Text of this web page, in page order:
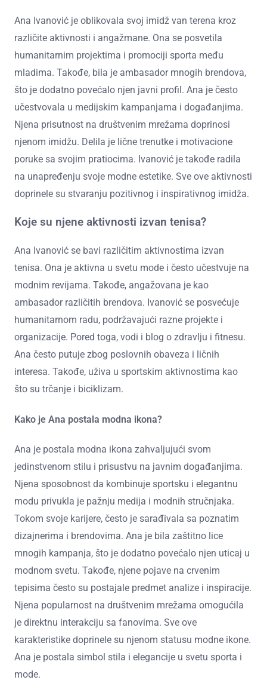
Ana Ivanović je oblikovala svoj imidž van terena kroz
različite aktivnosti i angažmane. Ona se posvetila
humanitarnim projektima i promociji sporta među
mladima. Takođe, bila je ambasador mnogih brendova,
što je dodatno povećalo njen javni profil. Ana je često
učestvovala u medijskim kampanjama i događanjima.
Njena prisutnost na društvenim mrežama doprinosi
njenom imidžu. Delila je lične trenutke i motivacione
poruke sa svojim pratiocima. Ivanović je takođe radila
na unapređenju svoje modne estetike. Sve ove aktivnosti
doprinele su stvaranju pozitivnog i inspirativnog imidža.
Koje su njene aktivnosti izvan tenisa?
Ana Ivanović se bavi različitim aktivnostima izvan
tenisa. Ona je aktivna u svetu mode i često učestvuje na
modnim revijama. Takođe, angažovana je kao
ambasador različitih brendova. Ivanović se posvećuje
humanitarnom radu, podržavajući razne projekte i
organizacije. Pored toga, vodi i blog o zdravlju i fitnesu.
Ana često putuje zbog poslovnih obaveza i ličnih
interesa. Takođe, uživa u sportskim aktivnostima kao
što su trčanje i biciklizam.
Kako je Ana postala modna ikona?
Ana je postala modna ikona zahvaljujući svom
jedinstvenom stilu i prisustvu na javnim događanjima.
Njena sposobnost da kombinuje sportsku i elegantnu
modu privukla je pažnju medija i modnih stručnjaka.
Tokom svoje karijere, često je sarađivala sa poznatim
dizajnerima i brendovima. Ana je bila zaštitno lice
mnogih kampanja, što je dodatno povećalo njen uticaj u
modnom svetu. Takođe, njene pojave na crvenim
tepisima često su postajale predmet analize i inspiracije.
Njena popularnost na društvenim mrežama omogućila
je direktnu interakciju sa fanovima. Sve ove
karakteristike doprinele su njenom statusu modne ikone.
Ana je postala simbol stila i elegancije u svetu sporta i
mode.